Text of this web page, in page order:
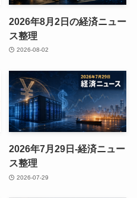
2026年8月2日の経済ニュー
ス整理
2026-08-02
2026年7月29日-経済ニュー
ス整理
2026-07-29